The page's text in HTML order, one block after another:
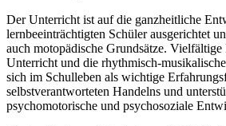
Der Unterricht ist auf die ganzheitliche
lernbeeinträchtigten Schüler ausgerichtet
auch motopädische Grundsätze.
Unterricht und die rhythmisch-
sich im Schulleben als wichtige
selbstverantworteten Handelns und
psychomotorische und psychosoziale